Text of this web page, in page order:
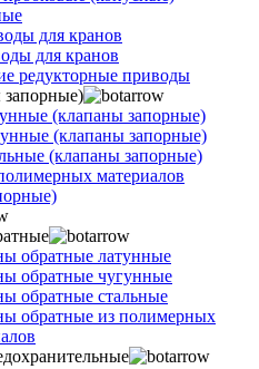
для кранов
для кранов
редукторные приводы
(клапаны запорные)
(клапаны запорные)
(клапаны запорные)
материалов
обратные латунные
обратные чугунные
обратные стальные
обратные из полимерных